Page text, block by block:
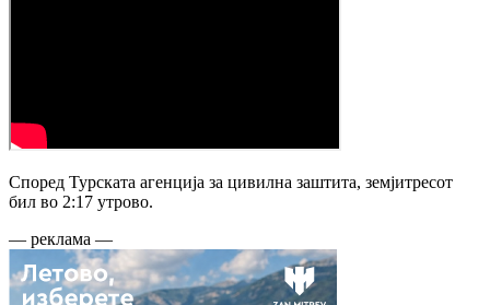
Според Турската агенција за цивилна заштита, земјитресот
бил во 2:17 утрово.
— реклама —